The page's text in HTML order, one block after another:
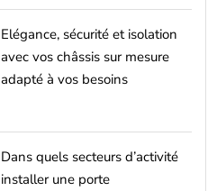
Elégance, sécurité et isolation
avec vos châssis sur mesure
adapté à vos besoins
Dans quels secteurs d’activité
installer une porte